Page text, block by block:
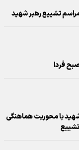
تشییع رهبر شهید
فردا
با محوریت هماهنگی